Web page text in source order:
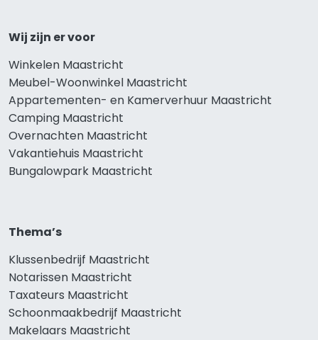
Wij zijn er voor
Winkelen Maastricht
Meubel-Woonwinkel Maastricht
Appartementen- en Kamerverhuur Maastricht
Camping Maastricht
Overnachten Maastricht
Vakantiehuis Maastricht
Bungalowpark Maastricht
Thema’s
Klussenbedrijf Maastricht
Notarissen Maastricht
Taxateurs Maastricht
Schoonmaakbedrijf Maastricht
Makelaars Maastricht